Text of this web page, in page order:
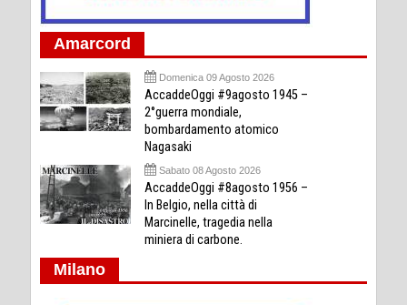
Amarcord
Domenica 09 Agosto 2026
AccaddeOggi #9agosto 1945 –
2°guerra mondiale,
bombardamento atomico
Nagasaki
Sabato 08 Agosto 2026
AccaddeOggi #8agosto 1956 –
In Belgio, nella città di
Marcinelle, tragedia nella
miniera di carbone.
Milano